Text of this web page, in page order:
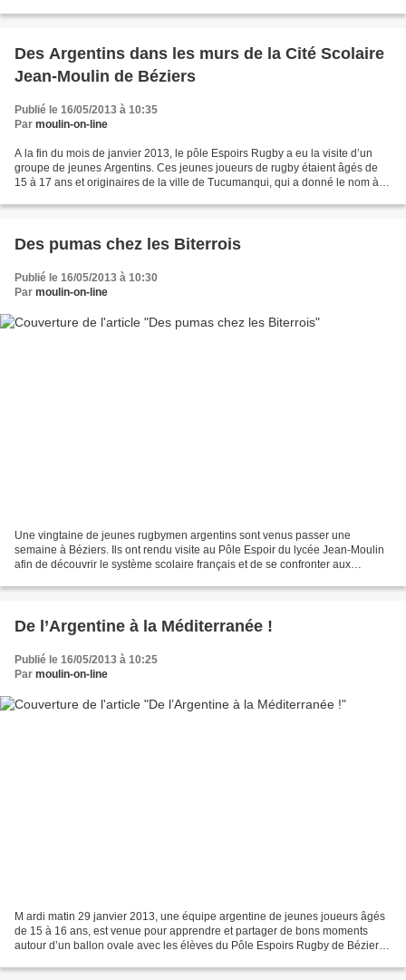
Des Argentins dans les murs de la Cité Scolaire
Jean-Moulin de Béziers
Publié le 16/05/2013 à 10:35
Par moulin-on-line
A la fin du mois de janvier 2013, le pôle Espoirs Rugby a eu la visite d’un
groupe de jeunes Argentins. Ces jeunes joueurs de rugby étaient âgés de
15 à 17 ans et originaires de la ville de Tucumanqui, qui a donné le nom à la
Des pumas chez les Biterrois
Publié le 16/05/2013 à 10:30
Par moulin-on-line
Une vingtaine de jeunes rugbymen argentins sont venus passer une
semaine à Béziers. Ils ont rendu visite au Pôle Espoir du lycée Jean-Moulin
afin de découvrir le système scolaire français et de se confronter aux
De l’Argentine à la Méditerranée !
Publié le 16/05/2013 à 10:25
Par moulin-on-line
M ardi matin 29 janvier 2013, une équipe argentine de jeunes joueurs âgés
de 15 à 16 ans, est venue pour apprendre et partager de bons moments
autour d’un ballon ovale avec les élèves du Pôle Espoirs Rugby de Béziers,